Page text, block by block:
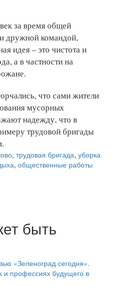
за время общей
дружной командой,
идея – это чистота и
а в частности на
что сами жители
мусорных
надежду, что в
трудовой бригады
, трудовая бригада, уборка
, общественные работы
быть
«Зеленоград сегодня».
и профессиях будущего в